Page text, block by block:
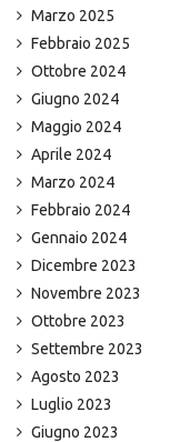
Marzo 2025
Febbraio 2025
Ottobre 2024
Giugno 2024
Maggio 2024
Aprile 2024
Marzo 2024
Febbraio 2024
Gennaio 2024
Dicembre 2023
Novembre 2023
Ottobre 2023
Settembre 2023
Agosto 2023
Luglio 2023
Giugno 2023